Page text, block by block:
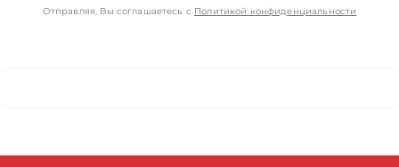
Отправляя, Вы соглашаетесь с Политикой конфиденциальности